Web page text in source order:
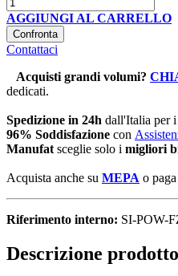
AGGIUNGI AL CARRELLO
Confronta
Contattaci
Acquisti grandi volumi?
dedicati.
Spedizione in 24h dall'Italia per
96% Soddisfazione con
Manufat sceglie solo i migliori
Acquista anche su MEPA o
Riferimento interno: SI-POW-
Descrizione prodotto